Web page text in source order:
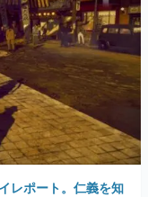
レポート。仁義を知